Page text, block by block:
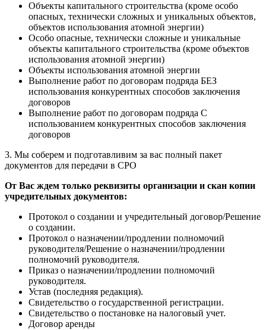
Объекты капитального строительства (кроме особо
опасных, технически сложных и уникальных объектов,
объектов использования атомной энергии)
Особо опасные, технически сложные и уникальные
объекты капитального строительства (кроме объектов
использования атомной энергии)
Объекты использования атомной энергии
Выполнение работ по договорам подряда БЕЗ
использования конкурентных способов заключения
договоров
Выполнение работ по договорам подряда С
использованием конкурентных способов заключения
договоров
3. Мы соберем и подготавливим за вас полный пакет
документов для передачи в СРО
От Вас ждем только реквизиты организации и скан копии
учредительных документов:
Протокол о создании и учредительный договор/Решение
о создании.
Протокол о назначении/продлении полномочий
руководителя/Решение о назначении/продлении
полномочий руководителя.
Приказ о назначении/продлении полномочий
руководителя.
Устав (последняя редакция).
Свидетельство о государственной регистрации.
Свидетельство о постановке на налоговый учет.
Договор аренды